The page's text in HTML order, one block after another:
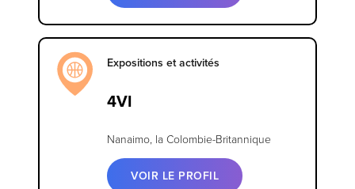
Expositions et activités
4VI
Nanaimo, la Colombie-Britannique
VOIR LE PROFIL